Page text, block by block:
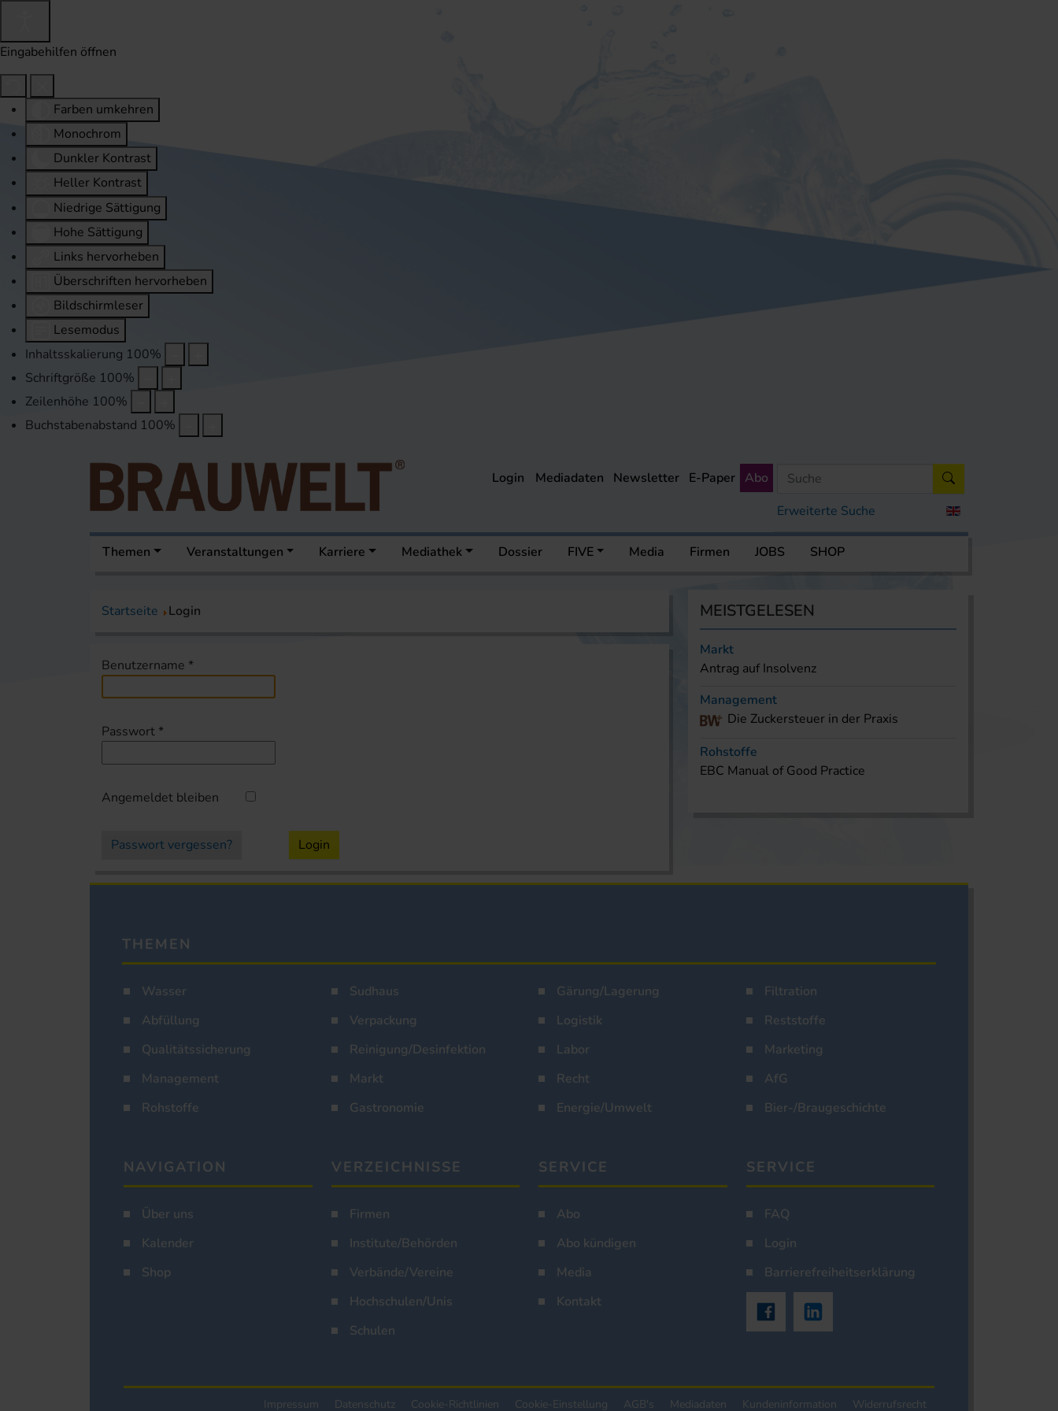
Eingabehilfen öffnen
Farben umkehren
Monochrom
Dunkler Kontrast
Heller Kontrast
Niedrige Sättigung
Hohe Sättigung
Links hervorheben
Überschriften hervorheben
Bildschirmleser
Lesemodus
Inhaltsskalierung 100%
Schriftgröße 100%
Zeilenhöhe 100%
Buchstabenabstand 100%
Erweiterte Suche
Login Mediadaten Newsletter E-Paper Abo
Themen Veranstaltungen Karriere Mediathek Dossier FIVE Media Firmen JOBS SHOP
Startseite Login
Benutzername *
Passwort *
Angemeldet bleiben
Passwort vergessen? Login
MEISTGELESEN
Markt
Antrag auf Insolvenz
Management
Die Zuckersteuer in der Praxis
Rohstoffe
EBC Manual of Good Practice
THEMEN
Wasser Sudhaus Gärung/Lagerung
Filtration
Abfüllung
Verpackung Logistik
Reststoffe
Qualitätssicherung
Reinigung/Desinfektion Labor
Marketing
Management
Markt Recht
AfG
Rohstoffe
Gastronomie Energie/Umwelt Bier-/Braugeschichte
NAVIGATION
Über uns
Kalender
Shop
VERZEICHNISSE
Firmen
Institute/Behörden
Verbände/Vereine
Hochschulen/Unis
Schulen
SERVICE
Abo
Abo kündigen
Media
Kontakt
SERVICE
FAQ
Login
Barrierefreiheitserklärung
Impressum Datenschutz Cookie-Richtlinien Cookie-Einstellung AGB's Mediadaten Kundeninformation Widerrufsrecht